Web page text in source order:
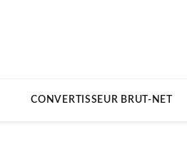
CONVERTISSEUR BRUT-NET